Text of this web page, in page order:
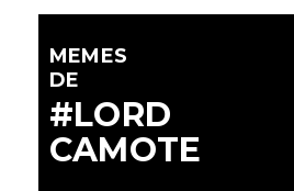
MEMES
DE
#LORD
CAMOTE